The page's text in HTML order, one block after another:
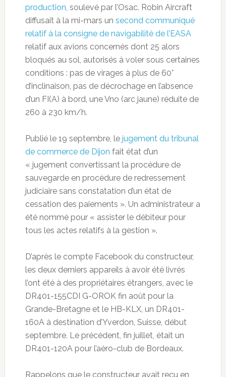
production, soulevé par l’Osac. Robin Aircraft
diffusait à la mi-mars un second communiqué
relatif à la consigne de navigabilité de l’EASA
relatif aux avions concernés dont 25 alors
bloqués au sol, autorisés à voler sous certaines
conditions : pas de virages à plus de 60°
d’inclinaison, pas de décrochage en l’absence
d’un FI(A) à bord, une Vno (arc jaune) réduite de
260 à 230 km/h.
Publié le 19 septembre, le jugement du tribunal
de commerce de Dijon fait état d’un
« jugement convertissant la procédure de
sauvegarde en procédure de redressement
judiciaire sans constatation d’un état de
cessation des paiements ». Un administrateur a
été nommé pour « assister le débiteur pour
tous les actes relatifs à la gestion ».
D’après le compte Facebook du constructeur,
les deux derniers appareils à avoir été livrés
l’ont été à des propriétaires étrangers, avec le
DR401-155CDI G-OROK fin août pour la
Grande-Bretagne et le HB-KLX, un DR401-
160A à destination d’Yverdon, Suisse, début
septembre. Le précédent, fin juillet, était un
DR401-120A pour l’aéro-club de Bordeaux.
Rappelons que le constructeur avait reçu en